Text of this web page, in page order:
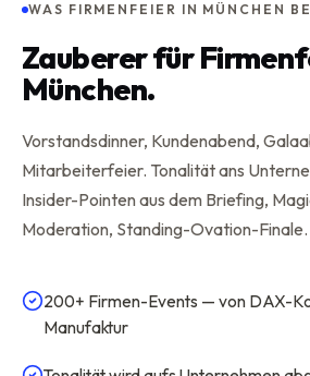
WAS FIRMENFEIER IN MÜNCHEN
Zauberer für
München.
Vorstandsdinner, Kundenabend,
Mitarbeiterfeier. Tonalität ans
Insider-Pointen aus dem Briefing,
Moderation, Standing-Ovation-Finale.
200+ Firmen-Events — von DAX-
Manufaktur